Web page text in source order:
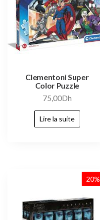
Clementoni Super
Color Puzzle
75,00Dh
Lire la suite
20%